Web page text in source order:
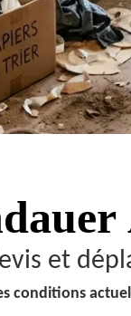
et
conditions